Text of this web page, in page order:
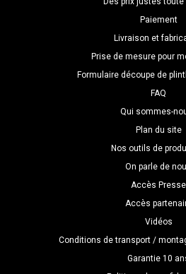
Paiement
Livraison et
Prise de mesure pour
Formulaire découpe de
FAQ
Qui sommes-
Plan du site
Nos outils de
On parle de
Accès Presse
Accès
Vidéos
Conditions de transport /
Garantie 10